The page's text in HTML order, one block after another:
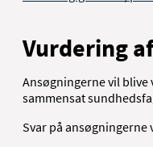
Vurdering
Ansøgningerne vil
sammensat
Svar på ansøgningerne